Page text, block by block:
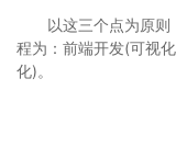
以这三个点为原则
程为：前端开发(可视
化)。